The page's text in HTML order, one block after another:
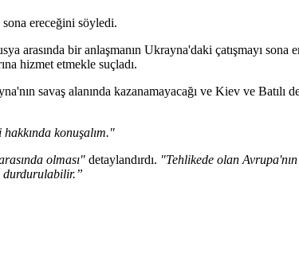
ereceğini söyledi.
arasında bir anlaşmanın Ukrayna'daki çatışmayı
hizmet etmekle suçladı.
savaş alanında kazanamayacağı ve Kiev ve Batılı
konuşalım."
olması" detaylandırdı. "Tehlikede olan
durdurulabilir.”